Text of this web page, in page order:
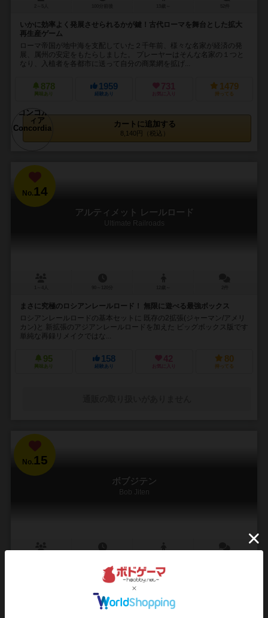
いかに効率よく発展させられるかが鍵！古代ローマを舞台とした拡大
再生産ゲーム
ローマ帝国が地中海を支配していた２千年前、様々な名家が経済の発
展、属州の安定をもたらしました。 プレーヤーはそんな名家の１つと
なり、入植者を各都市に送って自分の商業網を拡げ...
878
興味あり
1959
経験あり
731
お気に入り
1479
持ってる
カートに追加する
8,140円（税込）
No.14
アルティメット レールロード
Ultimate Railroads
まさに究極のロシアンレールロード！ 無限に遊べる最強ボックス
ロシアンレールロードの基本セットに 既存の2拡張(ジャーマン/アメリ
カン)と 新拡張のアジアンレールロードを加えた ビッグボックス版です
単純な再録リメイクではな...
95
興味あり
158
経験あり
42
お気に入り
80
持ってる
No.15
ボブジテン
Bob Jiten
誰にでも、誰とでも、何度だって楽しめる
日本語大好きな外人ボブになって、日本語だけでカタカナ語を説明す
る。 例えば、コーヒーというお題だったら、「茶色い飲み物で、温か
いのも冷たいのもある」など頭をふりしぼって説明...